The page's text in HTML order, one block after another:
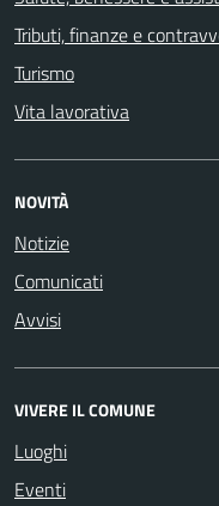
Tributi, finanze e
Turismo
Vita lavorativa
NOVITÀ
Notizie
Comunicati
Avvisi
VIVERE IL COMUNE
Luoghi
Eventi